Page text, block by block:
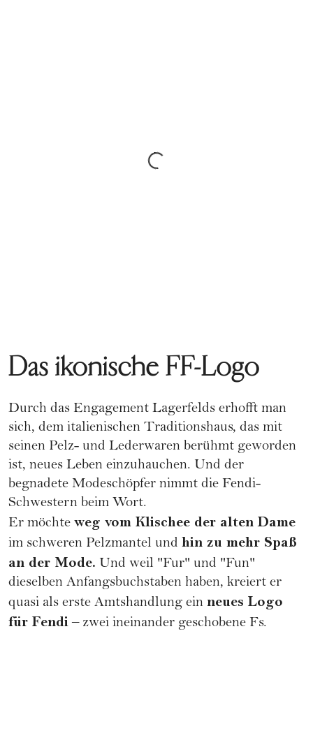
Das ikonische FF-Logo
Durch das Engagement Lagerfelds erhofft man
sich, dem italienischen Traditionshaus, das mit
seinen Pelz- und Lederwaren berühmt geworden
ist, neues Leben einzuhauchen. Und der
begnadete Modeschöpfer nimmt die Fendi-
Schwestern beim Wort.
Er möchte weg vom Klischee der alten Dame
im schweren Pelzmantel und hin zu mehr Spaß
an der Mode. Und weil "Fur" und "Fun"
dieselben Anfangsbuchstaben haben, kreiert er
quasi als erste Amtshandlung ein neues Logo
für Fendi– zwei ineinander geschobene Fs.